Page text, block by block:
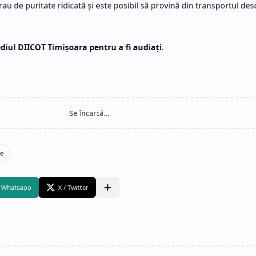
de puritate ridicată şi este posibil să provină din transportul
DIICOT Timişoara pentru a fi audiaţi.